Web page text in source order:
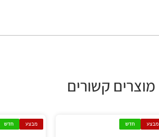
מוצרים קשורים
מבצע חדש מבצע חדש